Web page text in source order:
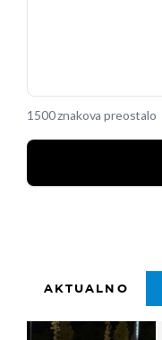
1500 znakova preostalo
AKTUALNO